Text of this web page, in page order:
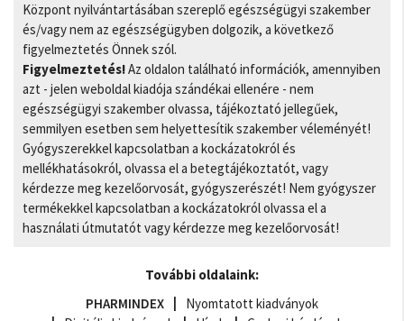
Központ nyilvántartásában szereplő egészségügyi szakember
és/vagy nem az egészségügyben dolgozik, a következő
figyelmeztetés Önnek szól.
Figyelmeztetés!Az oldalon található információk, amennyiben
azt - jelen weboldal kiadója szándékai ellenére - nem
egészségügyi szakember olvassa, tájékoztató jellegűek,
semmilyen esetben sem helyettesítik szakember véleményét!
Gyógyszerekkel kapcsolatban a kockázatokról és
mellékhatásokról, olvassa el a betegtájékoztatót, vagy
kérdezze meg kezelőorvosát, gyógyszerészét! Nem gyógyszer
termékekkel kapcsolatban a kockázatokról olvassa el a
használati útmutatót vagy kérdezze meg kezelőorvosát!
További oldalaink:
PHARMINDEX
Nyomtatott kiadványok